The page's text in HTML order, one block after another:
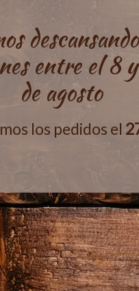
entre el 8
de agosto
los pedidos el